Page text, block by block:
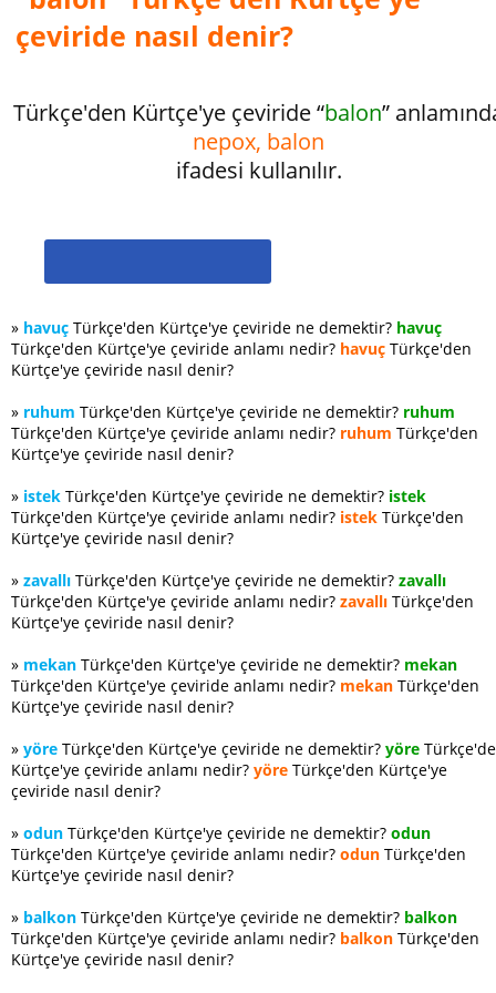
çeviride nasıl denir?
Türkçe'den Kürtçe'ye çeviride “balon”
nepox, balon
ifadesi kullanılır.
» havuç Türkçe'den Kürtçe'ye çeviride ne demektir? havuç
Türkçe'den Kürtçe'ye çeviride anlamı nedir? havuç Türkçe'den
Kürtçe'ye çeviride nasıl denir?
» ruhum Türkçe'den Kürtçe'ye çeviride ne demektir? ruhum
Türkçe'den Kürtçe'ye çeviride anlamı nedir? ruhum Türkçe'den
Kürtçe'ye çeviride nasıl denir?
» istek Türkçe'den Kürtçe'ye çeviride ne demektir? istek
Türkçe'den Kürtçe'ye çeviride anlamı nedir? istek Türkçe'den
Kürtçe'ye çeviride nasıl denir?
» zavallı Türkçe'den Kürtçe'ye çeviride ne demektir? zavallı
Türkçe'den Kürtçe'ye çeviride anlamı nedir? zavallı Türkçe'den
Kürtçe'ye çeviride nasıl denir?
» mekan Türkçe'den Kürtçe'ye çeviride ne demektir? mekan
Türkçe'den Kürtçe'ye çeviride anlamı nedir? mekan Türkçe'den
Kürtçe'ye çeviride nasıl denir?
» yöre Türkçe'den Kürtçe'ye çeviride ne demektir? yöre
Kürtçe'ye çeviride anlamı nedir? yöre Türkçe'den Kürtçe'ye
çeviride nasıl denir?
» odun Türkçe'den Kürtçe'ye çeviride ne demektir? odun
Türkçe'den Kürtçe'ye çeviride anlamı nedir? odun Türkçe'den
Kürtçe'ye çeviride nasıl denir?
» balkon Türkçe'den Kürtçe'ye çeviride ne demektir? balkon
Türkçe'den Kürtçe'ye çeviride anlamı nedir? balkon Türkçe'den
Kürtçe'ye çeviride nasıl denir?